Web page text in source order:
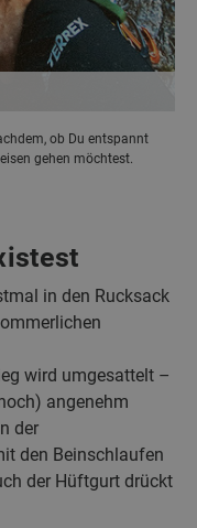
ob Du entspannt
gehen möchtest.
in den Rucksack
wird umgesattelt –
angenehm
der
den Beinschlaufen
der Hüftgurt drückt